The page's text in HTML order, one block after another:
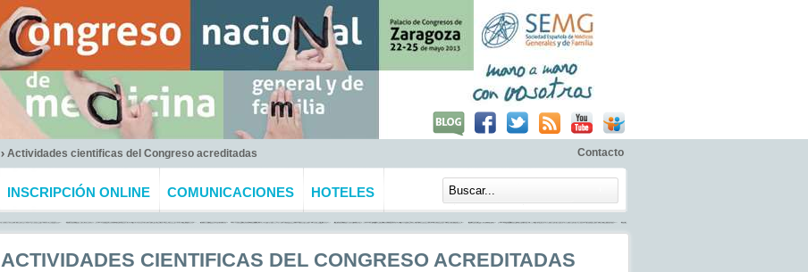
Actividades cientificas del Congreso acreditadas Contacto
INSCRIPCIÓN ONLINE COMUNICACIONES HOTELES
ACTIVIDADES CIENTIFICAS DEL CONGRESO ACREDITADAS